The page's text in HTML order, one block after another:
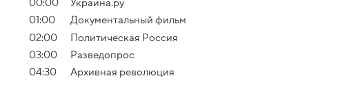
00:00
Украина.ру
01:00
Документальный фильм
02:00
Политическая Россия
03:00
Разведопрос
04:30
Архивная революция